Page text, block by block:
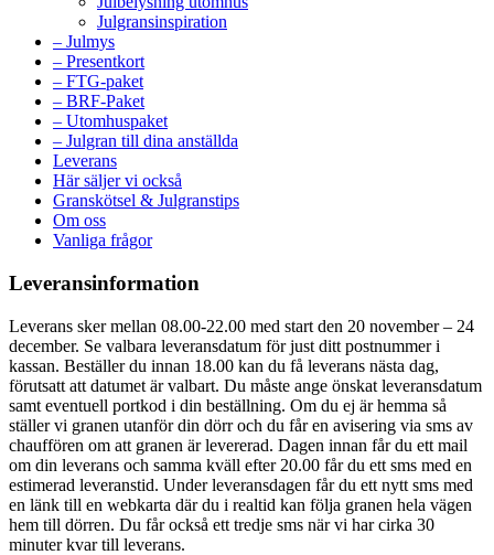
Julgransinspiration
– Julmys
– Presentkort
– FTG-paket
– BRF-Paket
– Utomhuspaket
– Julgran till dina anställda
Leverans
Här säljer vi också
Granskötsel & Julgranstips
Om oss
Vanliga frågor
Leveransinformation
Leverans sker mellan 08.00-22.00 med start den 20 november – 24
december. Se valbara leveransdatum för just ditt postnummer i
kassan. Beställer du innan 18.00 kan du få leverans nästa dag,
förutsatt att datumet är valbart. Du måste ange önskat leveransdatum
samt eventuell portkod i din beställning. Om du ej är hemma så
ställer vi granen utanför din dörr och du får en avisering via sms av
chauffören om att granen är levererad. Dagen innan får du ett mail
om din leverans och samma kväll efter 20.00 får du ett sms med en
estimerad leveranstid. Under leveransdagen får du ett nytt sms med
en länk till en webkarta där du i realtid kan följa granen hela vägen
hem till dörren. Du får också ett tredje sms när vi har cirka 30
minuter kvar till leverans.